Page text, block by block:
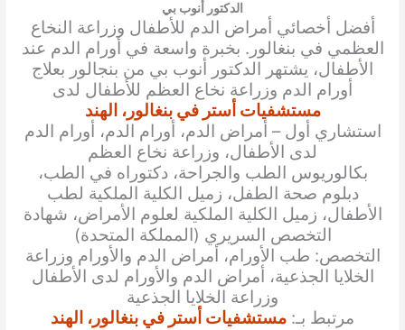
الدكتور أنوب بي
أفضل أخصائي أمراض الدم للأطفال وزراعة النخاع
العظمي في بنغالور. بخبرة واسعة في أورام الدم عند
الأطفال، يشتهر الدكتور أنوب بي من بنجالور بعلاج
أورام الدم وزراعة نخاع العظم للأطفال لدى
مستشفيات أستر في بنغالور، الهند
استشاري أول – أمراض الدم، أورام الدم، أورام الدم
لدى الأطفال، وزراعة نخاع العظم
بكالوريوس الطب والجراحة، دكتوراه في الطب،
دبلوم صحة الطفل، زميل الكلية الملكية لطب
الأطفال، زميل الكلية الملكية لعلوم الأمراض، شهادة
التخصص السريري (المملكة المتحدة)
التخصص: طب الأورام، أمراض الدم والأورام وزراعة
الخلايا الجذعية، أمراض الدم والأورام لدى الأطفال
وزراعة الخلايا الجذعية
مرتبط بـ: مستشفيات أستر في بنغالور، الهند